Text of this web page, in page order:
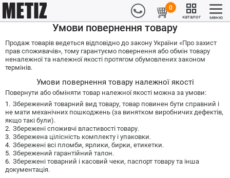
0
каталог меню
Умови повернення товару
Продаж товарів ведеться відповідно до закону України «Про захист
прав споживачів», тому гарантуємо повернення або обмін товару
неналежної та належної якості протягом обумовлених законом
термінів.
Умови повернення товару належної якості
Повернути або обміняти товар належної якості можна за умови:
Збережений товарний вид товару, товар повинен бути справний і
не мати механічних пошкоджень (за винятком виробничих дефектів,
якщо такі були).
Збережені споживчі властивості товару.
Збережена цілісність комплекту і упаковки.
Збережені всі пломби, ярлики, бирки, етикетки.
Збережений гарантійний талон.
Збережені товарний і касовий чеки, паспорт товару та інша
документація.